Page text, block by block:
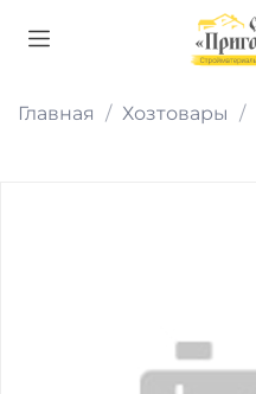
Главная Хозтовары